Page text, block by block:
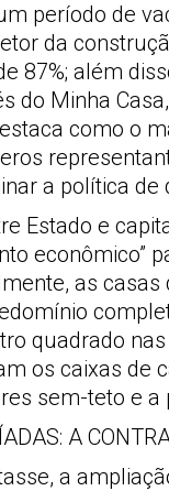
período de
da
87%; além
do Minha
como o
a política
Estado e
as
quadrado
os caixas de
sem-teto e
A
a